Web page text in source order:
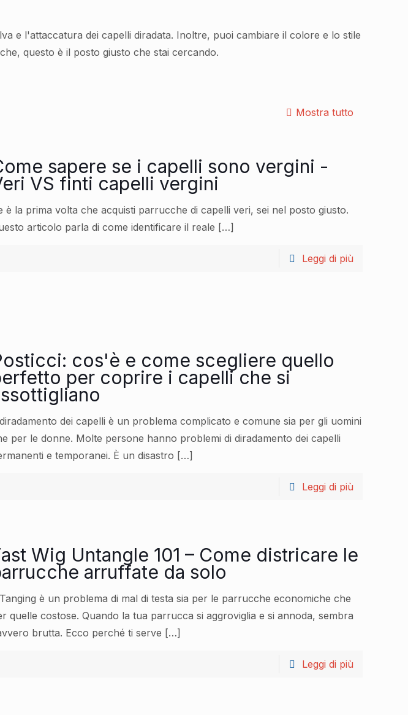
e l'attaccatura dei capelli diradata. Inoltre, puoi cambiare il colore e lo stile
questo è il posto giusto che stai cercando.
Mostra tutto
sapere se i capelli sono vergini -
VS finti capelli vergini
è la prima volta che acquisti parrucche di capelli veri, sei nel posto giusto.
articolo parla di come identificare il reale […]
Leggi di più
cos'è e come scegliere quello
per coprire i capelli che si
dei capelli è un problema complicato e comune sia per gli uomini
per le donne. Molte persone hanno problemi di diradamento dei capelli
e temporanei. È un disastro […]
Leggi di più
Wig Untangle 101 – Come districare le
arruffate da solo
è un problema di mal di testa sia per le parrucche economiche che
quelle costose. Quando la tua parrucca si aggroviglia e si annoda, sembra
brutta. Ecco perché ti serve […]
Leggi di più